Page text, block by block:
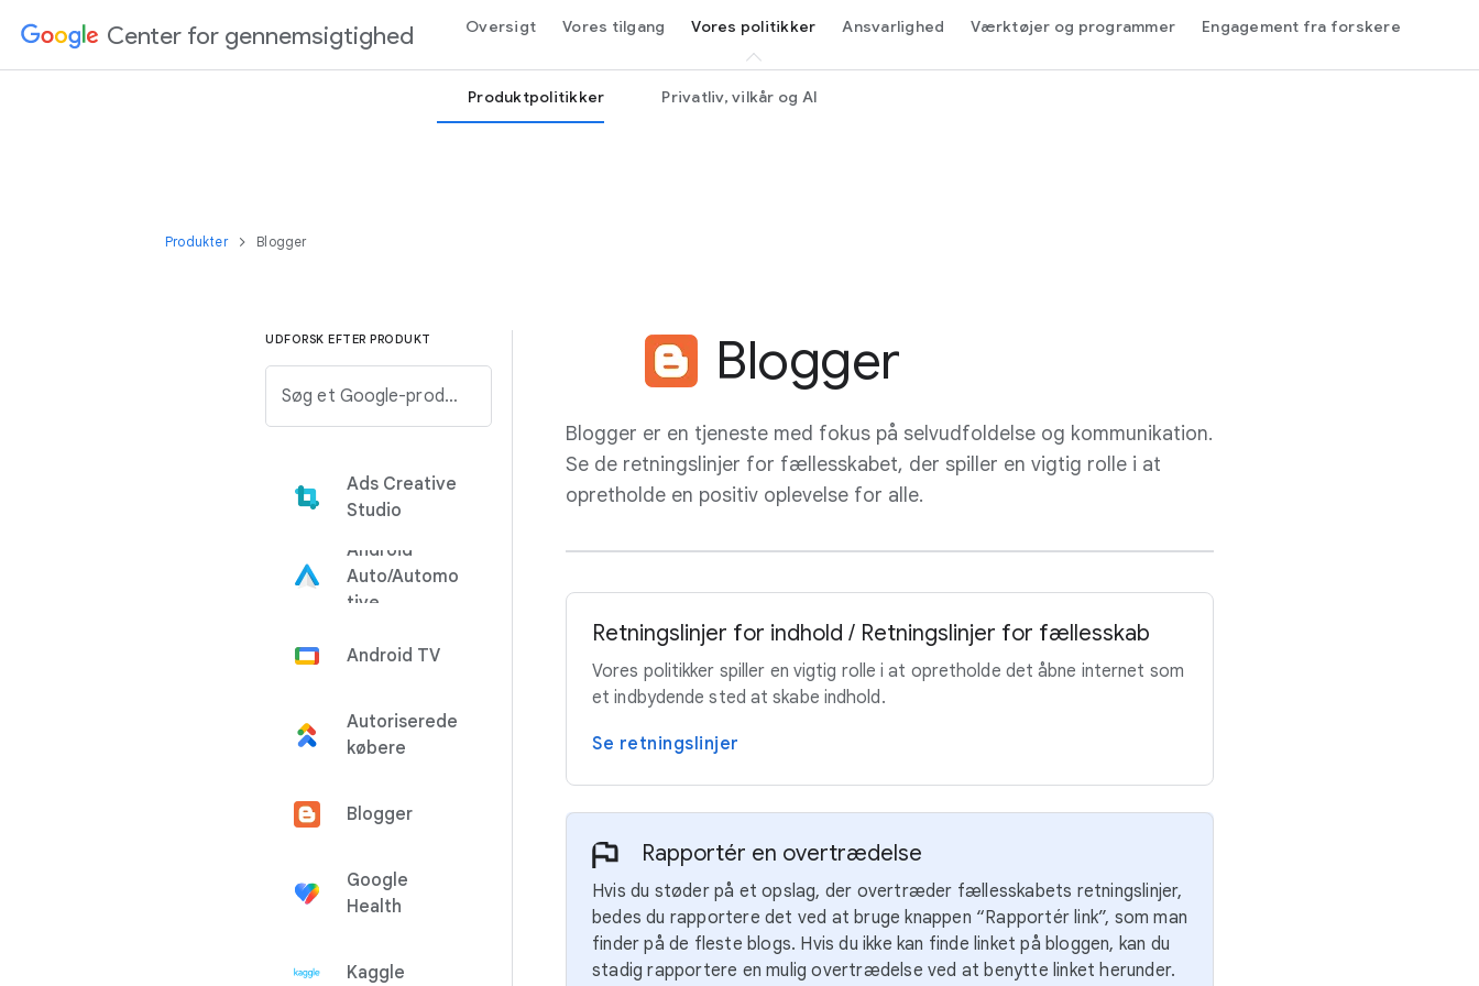
Center for gennemsigtighed Oversigt Vores tilgang Vores politikker
Produktpolitikker Privatliv, vilkår og AI
Ansvarlighed Værktøjer og programmer Engagement fra forskere
Produkter Blogger
UDFORSK EFTER PRODUKT
Søg et Google-produkt fra listen herunder.
Ads Creative
Studio
Android
Auto/Automo
tive
Android TV
Autoriserede
købere
Blogger
Google
Health
Kaggle
Blogger
Blogger er en tjeneste med fokus på selvudfoldelse og kommunikation.
Se de retningslinjer for fællesskabet, der spiller en vigtig rolle i at
opretholde en positiv oplevelse for alle.
Retningslinjer for indhold / Retningslinjer for fællesskab
Vores politikker spiller en vigtig rolle i at opretholde det åbne internet som
et indbydende sted at skabe indhold.
Se retningslinjer
Rapportér en overtrædelse
Hvis du støder på et opslag, der overtræder fællesskabets retningslinjer,
bedes du rapportere det ved at bruge knappen “Rapportér link”, som man
finder på de fleste blogs. Hvis du ikke kan finde linket på bloggen, kan du
stadig rapportere en mulig overtrædelse ved at benytte linket herunder.